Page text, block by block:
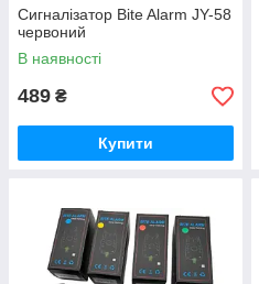
Сигналізатор Bite Alarm JY-58
червоний
В наявності
489 ₴
Купити